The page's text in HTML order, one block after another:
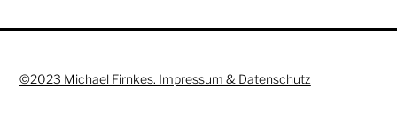
©2023 Michael Firnkes. Impressum & Datenschutz